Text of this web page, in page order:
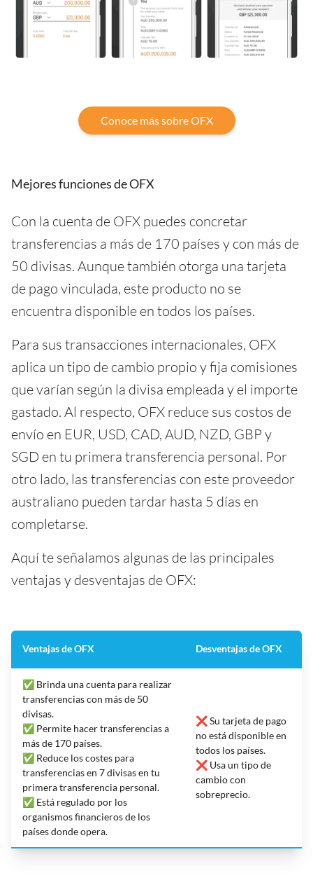
Conoce más sobre OFX
Mejores funciones de OFX
Con la cuenta de OFX puedes concretar
transferencias a más de 170 países y con más de
50 divisas. Aunque también otorga una tarjeta
de pago vinculada, este producto no se
encuentra disponible en todos los países.
Para sus transacciones internacionales, OFX
aplica un tipo de cambio propio y fija comisiones
que varían según la divisa empleada y el importe
gastado. Al respecto, OFX reduce sus costos de
envío en EUR, USD, CAD, AUD, NZD, GBP y
SGD en tu primera transferencia personal. Por
otro lado, las transferencias con este proveedor
australiano pueden tardar hasta 5 días en
completarse.
Aquí te señalamos algunas de las principales
ventajas y desventajas de OFX:
Ventajas de OFX Desventajas de OFX
✅ Brinda una cuenta para realizar
transferencias con más de 50
divisas.
✅ Permite hacer transferencias a
más de 170 países.
✅ Reduce los costes para
transferencias en 7 divisas en tu
primera transferencia personal.
✅ Está regulado por los
organismos financieros de los
países donde opera.
❌ Su tarjeta de pago
no está disponible en
todos los países.
❌ Usa un tipo de
cambio con
sobreprecio.